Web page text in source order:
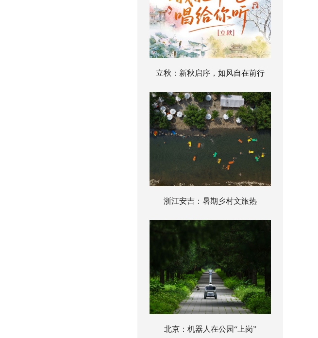
立秋：新秋启序，如风自在前行
浙江安吉：暑期乡村文旅热
北京：机器人在公园“上岗”